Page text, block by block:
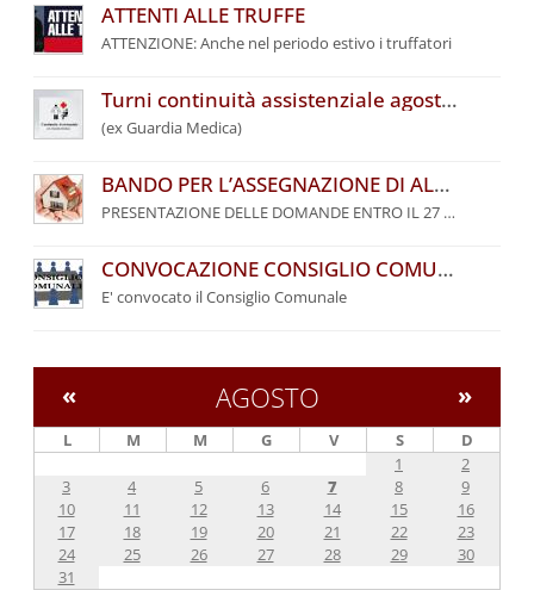
ATTENTI ALLE TRUFFE
ATTENZIONE: Anche nel periodo estivo i truffatori
Turni continuità assistenziale agosto 2026
(ex Guardia Medica)
BANDO PER L’ASSEGNAZIONE DI ALLOGGI DI EDILIZIA RESIDENZIALE PUBBLICA DEL COMUNE DI PALAZZUOLO SUL SENIO – ANNO 2026
PRESENTAZIONE DELLE DOMANDE ENTRO IL 27 SETTEMBRE 2026
CONVOCAZIONE CONSIGLIO COMUNALE
E' convocato il Consiglio Comunale
AGOSTO
« »
L M M G V S
D
1
2
3
4 5 6 7 8
9
10
11 12 13 14 15
16
17
18 19 20 21 22
23
24
25 26 27 28 29
30
31